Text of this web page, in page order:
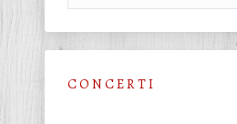
C O N C E R T I